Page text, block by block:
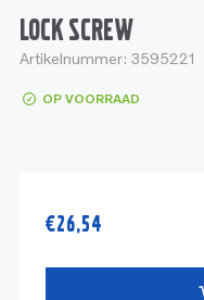
Motoren
Reman - Bedrijfsvaart
LOCK SCREW
Artikelnummer: 3595221
OP VOORRAAD
€26,54